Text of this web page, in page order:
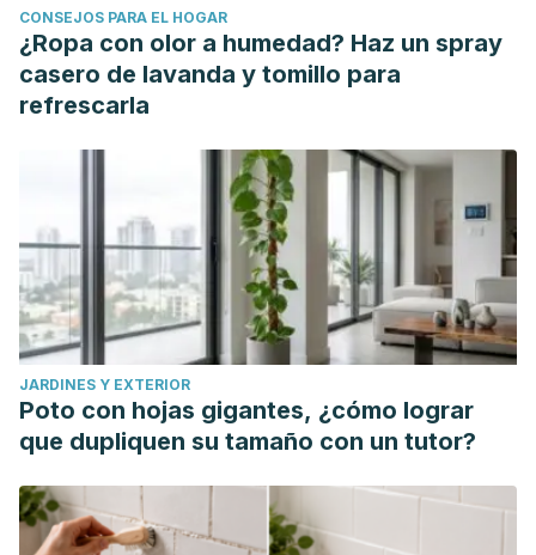
CONSEJOS PARA EL HOGAR
¿Ropa con olor a humedad? Haz un spray
casero de lavanda y tomillo para
refrescarla
JARDINES Y EXTERIOR
Poto con hojas gigantes, ¿cómo lograr
que dupliquen su tamaño con un tutor?